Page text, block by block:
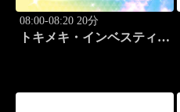
08:00-08:20 20分
トキメキ・インベスティン